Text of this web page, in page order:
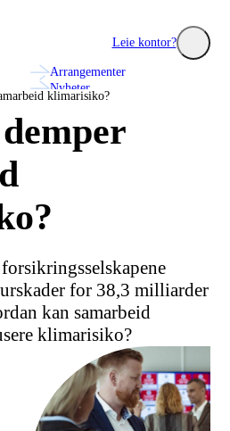
Leie kontor?
innovasjonsprosjekter med
aktører.
Arrangementer
Nyheter
Kontakt oss
klimarisiko?
for 38,3 milliarder
kan samarbeid
klimarisiko?